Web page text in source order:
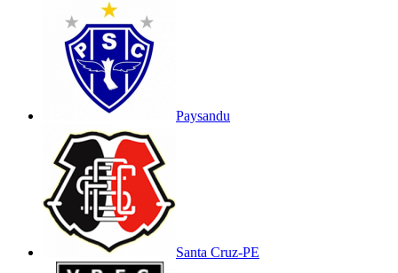
Paysandu
Santa Cruz-PE